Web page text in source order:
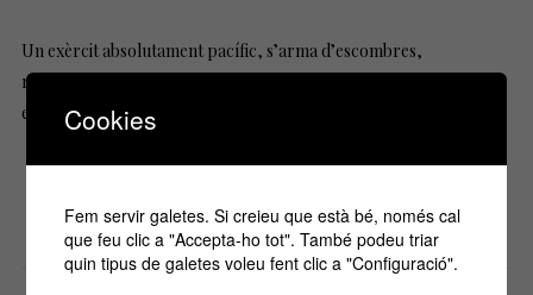
Un exèrcit absolutament pacífic, s’arma d’escombres,
recollidors, contenidors i entre tots revolucionem el nostre
estatge. El…
Compartir
Cookies
Fem servir galetes. Si creieu que està bé, només cal
que feu clic a "Accepta-ho tot". També podeu triar
quin tipus de galetes voleu fent clic a "Configuració".